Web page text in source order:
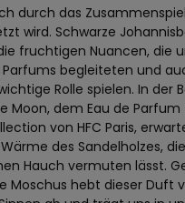
durch das
wird. Schwarze
fruchtigen Nuancen, die
Parfums begleiteten und
Rolle spielen. In der
Moon, dem Eau de
von HFC Paris,
des Sandelholzes,
Hauch vermuten lässt.
Moschus hebt dieser Duft